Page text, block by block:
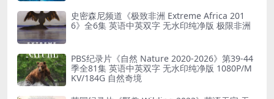
史密森尼频道《极致非洲 Extreme Africa 201
6》全6集 英语中英双字 无水印纯净版 极限非洲
PBS纪录片《自然 Nature 2020-2026》第39-44
季全81集 英语中英双字 无水印纯净版 1080P/M
KV/184G 自然奇境